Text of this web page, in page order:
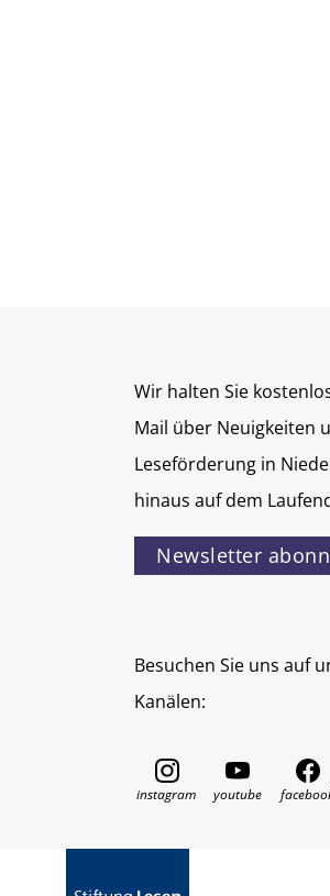
Wir halten Sie
Mail über Neuigkeiten
Leseförderung in
hinaus auf dem
Newsletter
Besuchen Sie uns auf
Kanälen: